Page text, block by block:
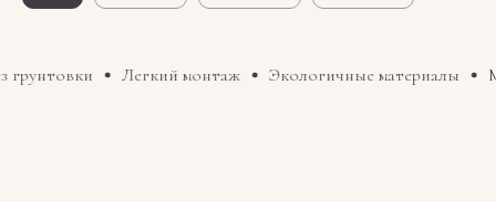
Легкий монтаж Экологичные материалы